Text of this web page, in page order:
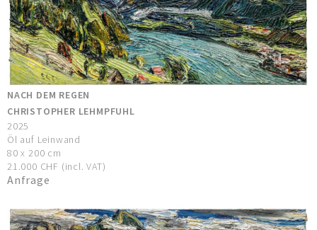
NACH DEM REGEN
CHRISTOPHER LEHMPFUHL
2025
Öl auf Leinwand
80 x 200 cm
21.000 CHF (incl. VAT)
Anfrage